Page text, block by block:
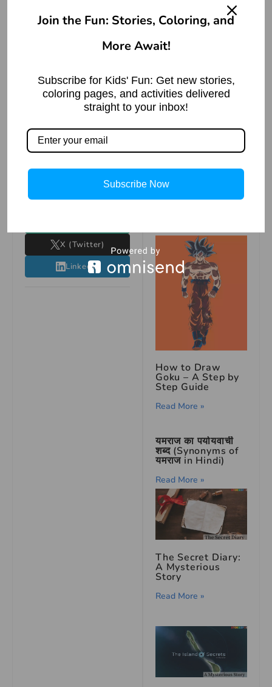
करके हम अपनी बातचीत को
और भी अधिक प्रभावशाली
मुहावरे का प्रयोग अपने
वाक्यों में कर सकते हैं ताकि
आपकी भाषा और भी अधिक
प्रभावशाली लगे।
Summarize this
Claude
X (Twitter)
LinkedIn
Ginnungagap: The
Creation and
Conflict of the
Void
परशुराम अवतार की कथा
अवतार
How to Draw
Goku – A Step by
Step Guide
Read More »
यमराज का पर्यायवाची
शब्द (Synonyms of
यमराज in Hindi)
Read More »
The Secret Diary:
A Mysterious
Story
Read More »
Join the Fun: Stories, Coloring, and
More Await!
Subscribe for Kids' Fun: Get new stories,
coloring pages, and activities delivered
straight to your inbox!
Subscribe Now